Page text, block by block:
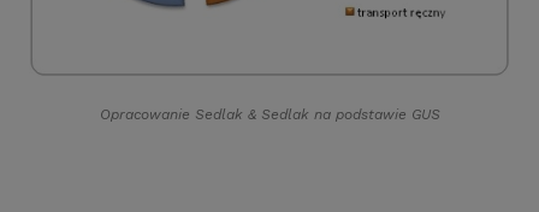
Opracowanie Sedlak &Sedlak na podstawie GUS